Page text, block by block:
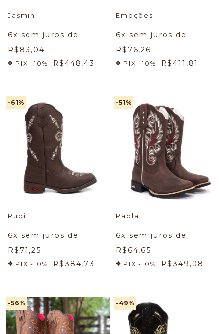
Jasmin
6x sem juros de
R$83,04
PIX -10%: R$448,43
Emoções
6x sem juros de
R$76,26
PIX -10%: R$411,81
-61%
Rubi
6x sem juros de
R$71,25
PIX -10%: R$384,73
-51%
Paola
6x sem juros de
R$64,65
PIX -10%: R$349,08
-56% -49%